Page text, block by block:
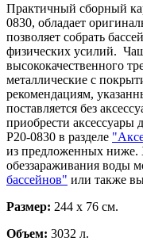
Практичный сборный
0830, обладает
позволяет собрать
физических усилий.
высококачественного
металлические с
рекомендациям,
поставляется без
приобрести аксессуары
Р20-0830 в разделе
из предложенных ниже.
обеззараживания воды
бассейнов" или также
Размер: 244 х 76 см.
Объем: 3032 л.